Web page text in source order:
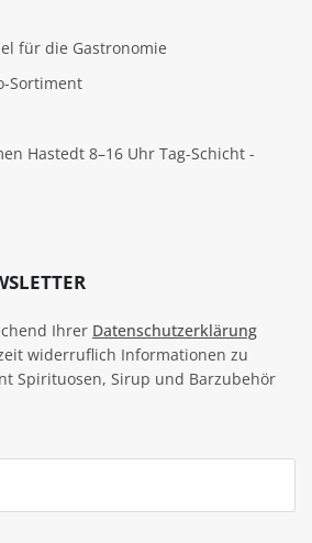
für die Gastronomie
Sortiment
Hastedt 8–16 Uhr Tag-Schicht -
Ihrer Datenschutzerklärung
widerruflich Informationen zu
Spirituosen, Sirup und Barzubehör